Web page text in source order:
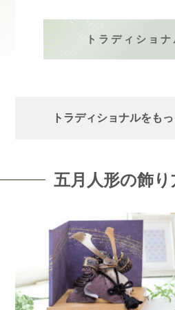
トラディショ
トラディショナルをも
五月人形の飾